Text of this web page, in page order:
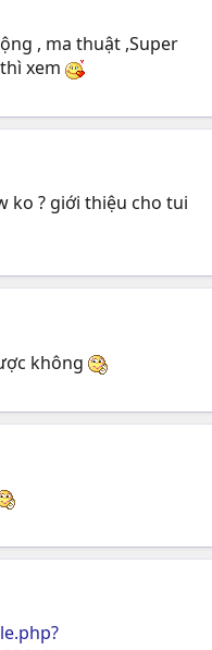
, ma thuật ,Super
xem
ko ? giới thiệu cho tui
không